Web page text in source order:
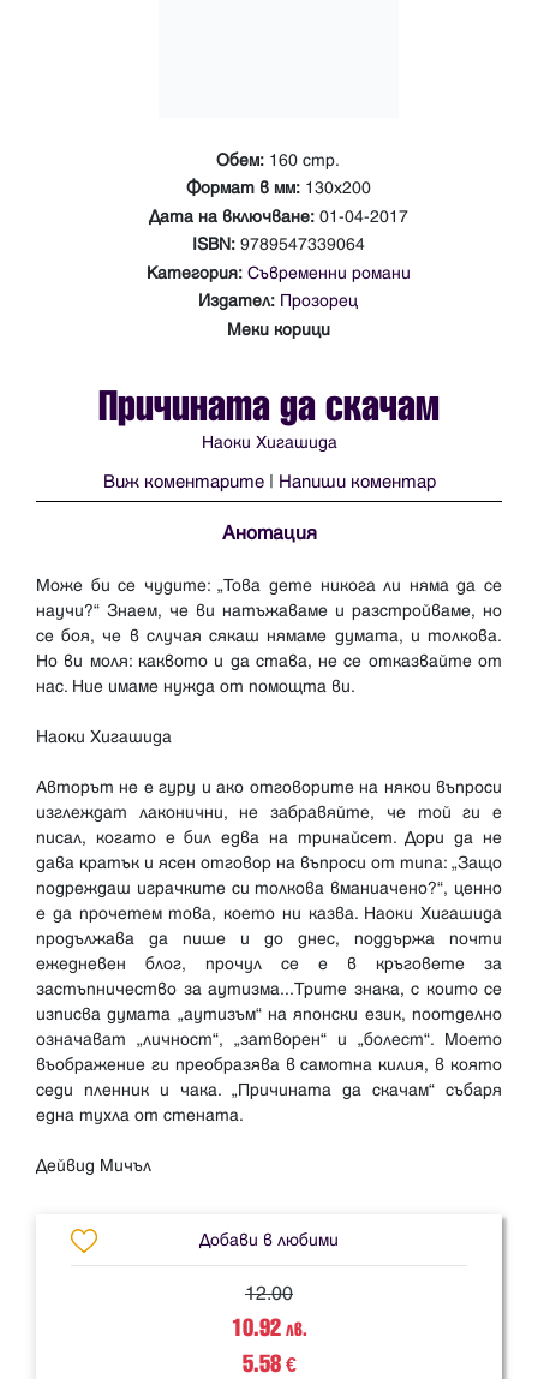
Обем: 160 стр.
Формат в мм: 130х200
Дата на включване: 01-04-2017
ISBN: 9789547339064
Категория: Съвременни романи
Издател: Прозорец
Меки корици
Причината да скачам
Наоки Хигашида
Виж коментарите | Напиши коментар
Анотация
Може би се чудите: „Това дете никога ли няма да се
научи?“ Знаем, че ви натъжаваме и разстройваме, но
се боя, че в случая сякаш нямаме думата, и толкова.
Но ви моля: каквото и да става, не се отказвайте от
нас. Ние имаме нужда от помощта ви.
Наоки Хигашида
Авторът не е гуру и ако отговорите на някои въпроси
изглеждат лаконични, не забравяйте, че той ги е
писал, когато е бил едва на тринайсет. Дори да не
дава кратък и ясен отговор на въпроси от типа: „Защо
подреждаш играчките си толкова вманиачено?“, ценно
е да прочетем това, което ни казва. Наоки Хигашида
продължава да пише и до днес, поддържа почти
ежедневен блог, прочул се е в кръговете за
застъпничество за аутизма...Трите знака, с които се
изписва думата „аутизъм“ на японски език, поотделно
означават „личност“, „затворен“ и „болест“. Моето
въображение ги преобразява в самотна килия, в която
седи пленник и чака. „Причината да скачам“ събаря
една тухла от стената.
Добави в любими
12.00
10.92лв.
5.58€